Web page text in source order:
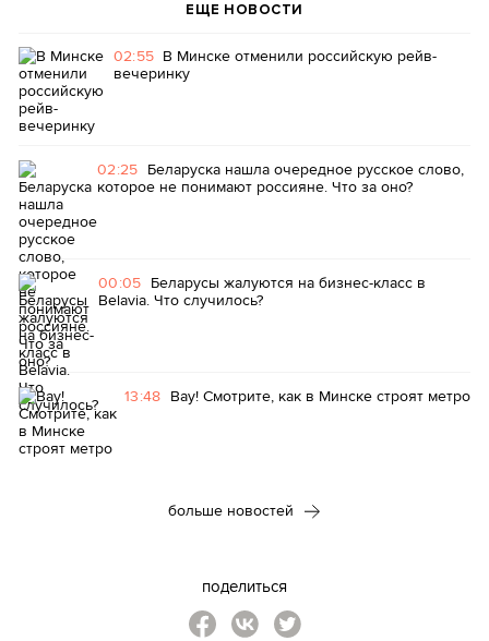
ЕЩЕ НОВОСТИ
02:55 В Минске отменили российскую рейв-
вечеринку
02:25 Беларуска нашла очередное русское слово,
которое не понимают россияне. Что за оно?
00:05 Беларусы жалуются на бизнес-класс в
Belavia. Что случилось?
13:48 Вау! Смотрите, как в Минске строят метро
больше новостей
поделиться